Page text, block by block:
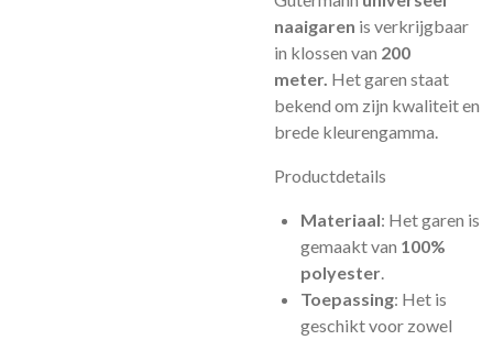
naaigaren is verkrijgbaar
in klossen van 200
meter. Het garen staat
bekend om zijn kwaliteit en
brede kleurengamma.
Productdetails
Materiaal: Het garen is
gemaakt van 100%
polyester.
Toepassing: Het is
geschikt voor zowel